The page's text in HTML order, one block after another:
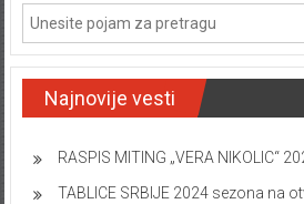
Najnovije vesti
RASPIS MITING „VERA NIKOLIC“
TABLICE SRBIJE 2024 sezona na